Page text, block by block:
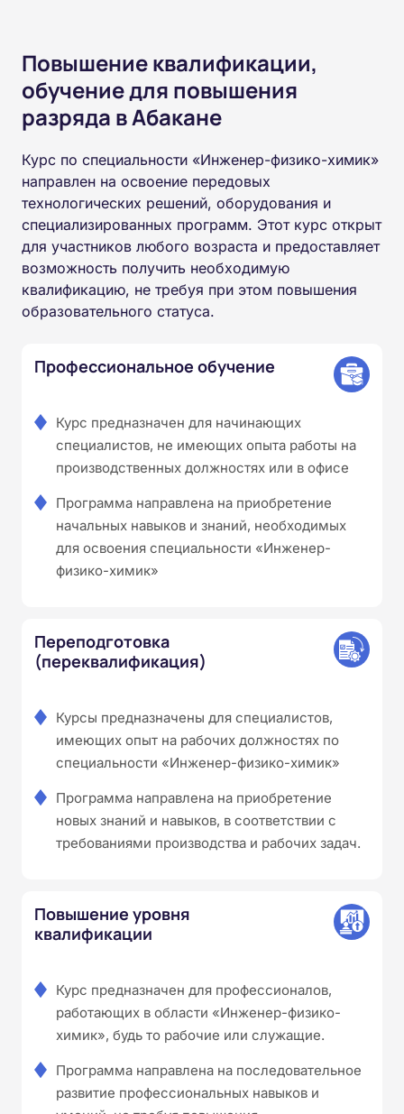
Повышение квалификации,
обучение для повышения
разряда в Абакане
Курс по специальности «Инженер-физико-химик»
направлен на освоение передовых
технологических решений, оборудования и
специализированных программ. Этот курс открыт
для участников любого возраста и предоставляет
возможность получить необходимую
квалификацию, не требуя при этом повышения
образовательного статуса.
Профессиональное обучение
Курс предназначен для начинающих
специалистов, не имеющих опыта работы на
производственных должностях или в офисе
Программа направлена на приобретение
начальных навыков и знаний, необходимых
для освоения специальности «Инженер-
физико-химик»
Переподготовка
(переквалификация)
Курсы предназначены для специалистов,
имеющих опыт на рабочих должностях по
специальности «Инженер-физико-химик»
Программа направлена на приобретение
новых знаний и навыков, в соответствии с
требованиями производства и рабочих задач.
Повышение уровня
квалификации
Курс предназначен для профессионалов,
работающих в области «Инженер-физико-
химик», будь то рабочие или служащие.
Программа направлена на последовательное
развитие профессиональных навыков и